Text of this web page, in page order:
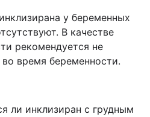
зирана у беременных
В качестве
рекомендуется не
время беременности.
ли инклизиран с грудным